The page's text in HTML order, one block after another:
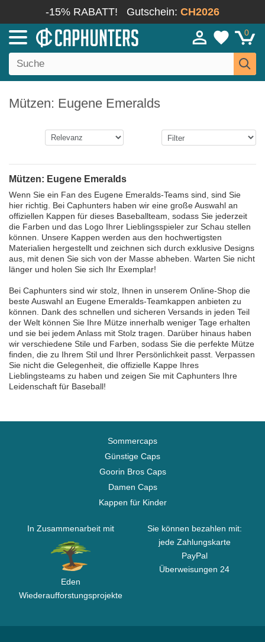
-15% RABATT! Gutschein: CH2026
0
Mützen: Eugene Emeralds
Mützen: Eugene Emeralds
Wenn Sie ein Fan des Eugene Emeralds-Teams sind, sind Sie
hier richtig. Bei Caphunters haben wir eine große Auswahl an
offiziellen Kappen für dieses Baseballteam, sodass Sie jederzeit
die Farben und das Logo Ihrer Lieblingsspieler zur Schau stellen
können. Unsere Kappen werden aus den hochwertigsten
Materialien hergestellt und zeichnen sich durch exklusive Designs
aus, mit denen Sie sich von der Masse abheben. Warten Sie nicht
länger und holen Sie sich Ihr Exemplar!
Bei Caphunters sind wir stolz, Ihnen in unserem Online-Shop die
beste Auswahl an Eugene Emeralds-Teamkappen anbieten zu
können. Dank des schnellen und sicheren Versands in jeden Teil
der Welt können Sie Ihre Mütze innerhalb weniger Tage erhalten
und sie bei jedem Anlass mit Stolz tragen. Darüber hinaus haben
wir verschiedene Stile und Farben, sodass Sie die perfekte Mütze
finden, die zu Ihrem Stil und Ihrer Persönlichkeit passt. Verpassen
Sie nicht die Gelegenheit, die offizielle Kappe Ihres
Lieblingsteams zu haben und zeigen Sie mit Caphunters Ihre
Leidenschaft für Baseball!
Sommercaps
Günstige Caps
Goorin Bros Caps
Damen Caps
Kappen für Kinder
In Zusammenarbeit mit
Eden
Wiederaufforstungsprojekte
Sie können bezahlen mit:
jede Zahlungskarte
PayPal
Überweisungen 24